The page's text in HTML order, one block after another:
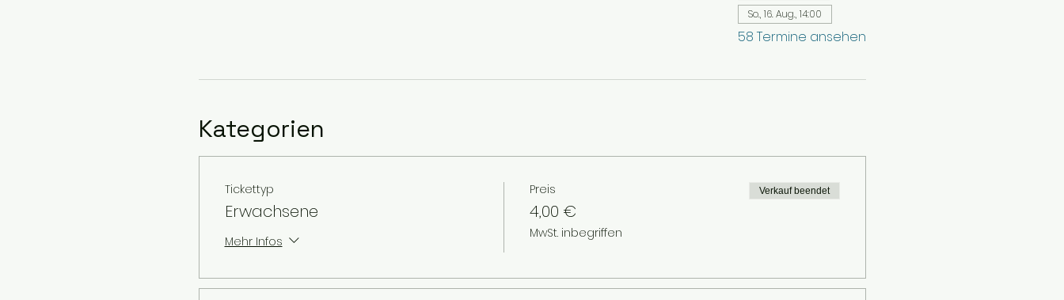
So., 16. Aug., 14:00
58 Termine ansehen
Kategorien
Tickettyp
Erwachsene
Mehr Infos
Preis
4,00 €
MwSt. inbegriffen
Verkauf beendet